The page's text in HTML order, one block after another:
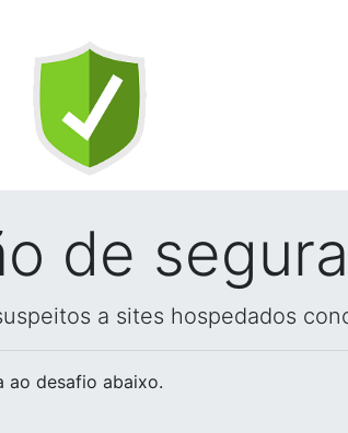
de
a sites hospedados
ao desafio abaixo.